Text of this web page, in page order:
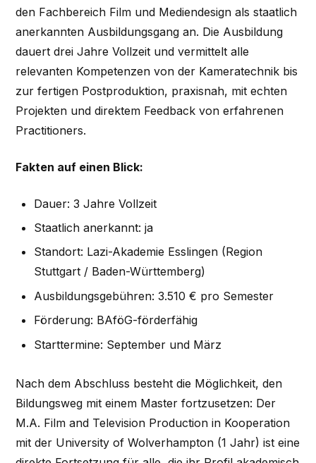
den Fachbereich Film und Mediendesign als staatlich
anerkannten Ausbildungsgang an. Die Ausbildung
dauert drei Jahre Vollzeit und vermittelt alle
relevanten Kompetenzen von der Kameratechnik bis
zur fertigen Postproduktion, praxisnah, mit echten
Projekten und direktem Feedback von erfahrenen
Practitioners.
Fakten auf einen Blick:
Dauer: 3 Jahre Vollzeit
Staatlich anerkannt: ja
Standort: Lazi-Akademie Esslingen (Region
Stuttgart / Baden-Württemberg)
Ausbildungsgebühren: 3.510 € pro Semester
Förderung: BAföG-förderfähig
Starttermine: September und März
Nach dem Abschluss besteht die Möglichkeit, den
Bildungsweg mit einem Master fortzusetzen: Der
M.A. Film and Television Production in Kooperation
mit der University of Wolverhampton (1 Jahr) ist eine